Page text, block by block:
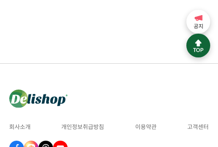
회사소개 개인정보취급방침 이용약관 고객센터
공지